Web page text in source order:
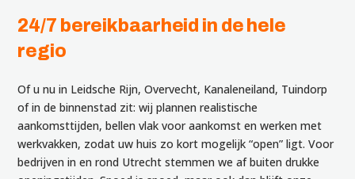
24/7 bereikbaarheid in de hele
regio
Of u nu in Leidsche Rijn, Overvecht, Kanaleneiland, Tuindorp
of in de binnenstad zit: wij plannen realistische
aankomsttijden, bellen vlak voor aankomst en werken met
werkvakken, zodat uw huis zo kort mogelijk “open” ligt. Voor
bedrijven in en rond Utrecht stemmen we af buiten drukke